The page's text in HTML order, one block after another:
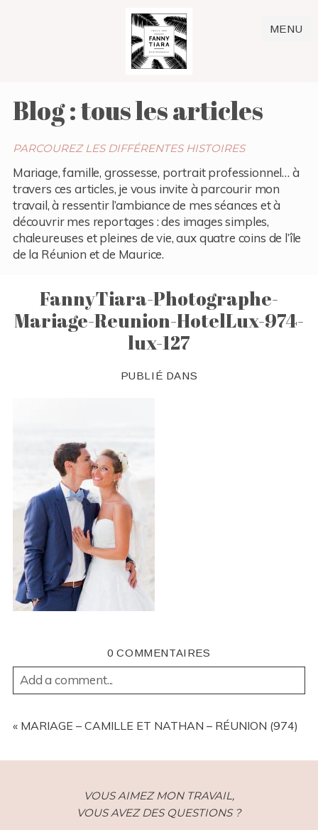
MENU
Blog : tous les articles
PARCOUREZ LES DIFFÉRENTES HISTOIRES
Mariage, famille, grossesse, portrait professionnel… à
travers ces articles, je vous invite à parcourir mon
travail, à ressentir l’ambiance de mes séances et à
découvrir mes reportages : des images simples,
chaleureuses et pleines de vie, aux quatre coins de l’île
de la Réunion et de Maurice.
FannyTiara-Photographe-
Mariage-Reunion-HotelLux-974-
lux-127
PUBLIÉ DANS
0 COMMENTAIRES
Add a comment...
REQUIRED FIELDS ARE MARKED *
« MARIAGE – CAMILLE ET NATHAN – RÉUNION (974)
VOUS AIMEZ MON TRAVAIL,
VOUS AVEZ DES QUESTIONS ?